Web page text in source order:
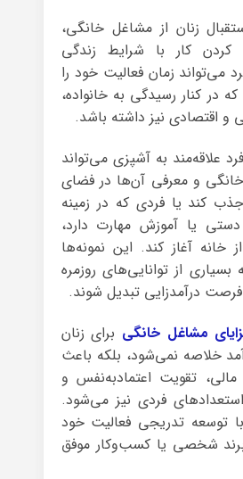
زنان از مشاغل خانگی،
کردن کار با شرایط زندگی
زمان فعالیت خود را
در کنار رسیدگی به خانواده،
اقتصادی نیز داشته باشد.
علاقه‌مند به آشپزی می‌تواند
خانگی و معرفی آن‌ها در فضای
کند یا فردی که در زمینه
یا آموزش مهارت دارد،
خانه آغاز کند. این نمونه‌ها
از توانایی‌های روزمره
درآمدزایی تبدیل شوند.
مشاغل خانگی برای زنان
خلاصه نمی‌شود، بلکه باعث
مالی، تقویت اعتمادبه‌نفس و
استعدادهای فردی نیز می‌شود.
توسعه تدریجی فعالیت خود
شخصی یا کسب‌وکار موفق